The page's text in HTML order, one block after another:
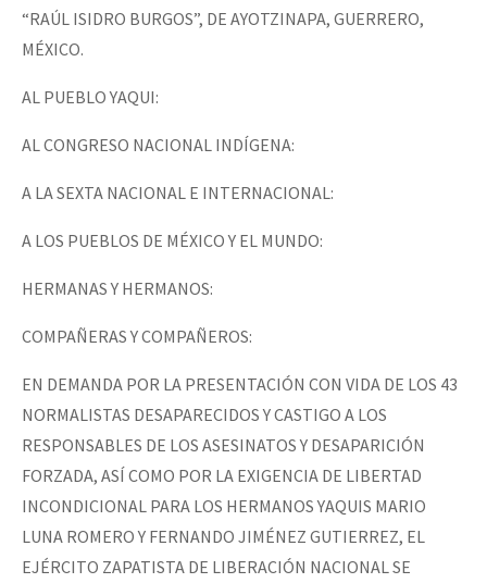
“RAÚL ISIDRO BURGOS”, DE AYOTZINAPA, GUERRERO,
MÉXICO.
AL PUEBLO YAQUI:
AL CONGRESO NACIONAL INDÍGENA:
A LA SEXTA NACIONAL E INTERNACIONAL:
A LOS PUEBLOS DE MÉXICO Y EL MUNDO:
HERMANAS Y HERMANOS:
COMPAÑERAS Y COMPAÑEROS:
EN DEMANDA POR LA PRESENTACIÓN CON VIDA DE LOS 43
NORMALISTAS DESAPARECIDOS Y CASTIGO A LOS
RESPONSABLES DE LOS ASESINATOS Y DESAPARICIÓN
FORZADA, ASÍ COMO POR LA EXIGENCIA DE LIBERTAD
INCONDICIONAL PARA LOS HERMANOS YAQUIS MARIO
LUNA ROMERO Y FERNANDO JIMÉNEZ GUTIERREZ, EL
EJÉRCITO ZAPATISTA DE LIBERACIÓN NACIONAL SE